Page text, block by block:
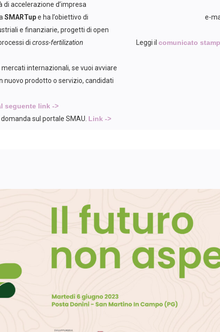
di accelerazione d’impresa
SMARTupe ha l’obiettivo di
e finanziarie, progetti di open
di cross-fertilization
internazionali, se vuoi avviare
nuovo prodotto o servizio, candidati
seguente link ->
sul portale SMAU. Link ->
e-
Leggi il comunicato